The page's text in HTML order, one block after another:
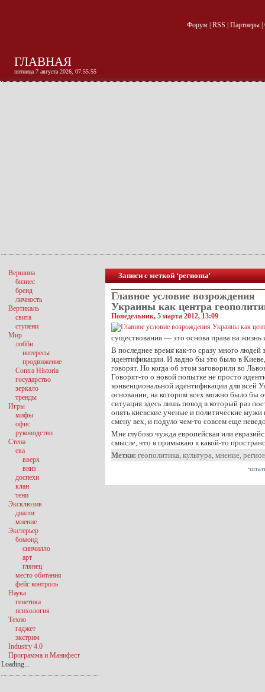
Форум| RSS Партнеры|
ГЛАВНАЯ
пятница 7 августа 2026, 07:55:56
Записи с меткой ‘регионы’
Главное условие возрождения
Украины как центра
Понедельник, 5 марта 2012, 13:09
существования — это основа права на жизнь
В последнее время как-то сразу много людей
идентификации. И ладно бы это было в Киеве,
говорят. Но когда об этом заговорили во
Говорят-то о новой попытке не просто
конвенциональной идентификации для всей
основании, на котором всех можно было бы
ситуация здесь лишь повод в который раз
опять киевские ученые и политические
смену вех, и подуло чем-то совсем еще
Мне глубоко чужда европейская или
смысле, что я примыкаю к какой-то
Метки: геополитика, культура, мнение,
Вершина
бизнес
бренд
личность
Вертикаль
свита
ступени
Мир
лобби
интересы
продвижение
Contra Historia
государство
зеркало
тренды
Игры
мифы
офис
руководство
Стена
ева
вверх
вниз
доспехи
клан
тени
Эксклюзив
диалог
мнение
Экстерьер
бомонд
синчилло
арт
глянец
место обитания
фейс контроль
Наука
генетика
психология
Техно
гаджет
экстрим
Industry 4.0
Программа и Манифест
Loading...